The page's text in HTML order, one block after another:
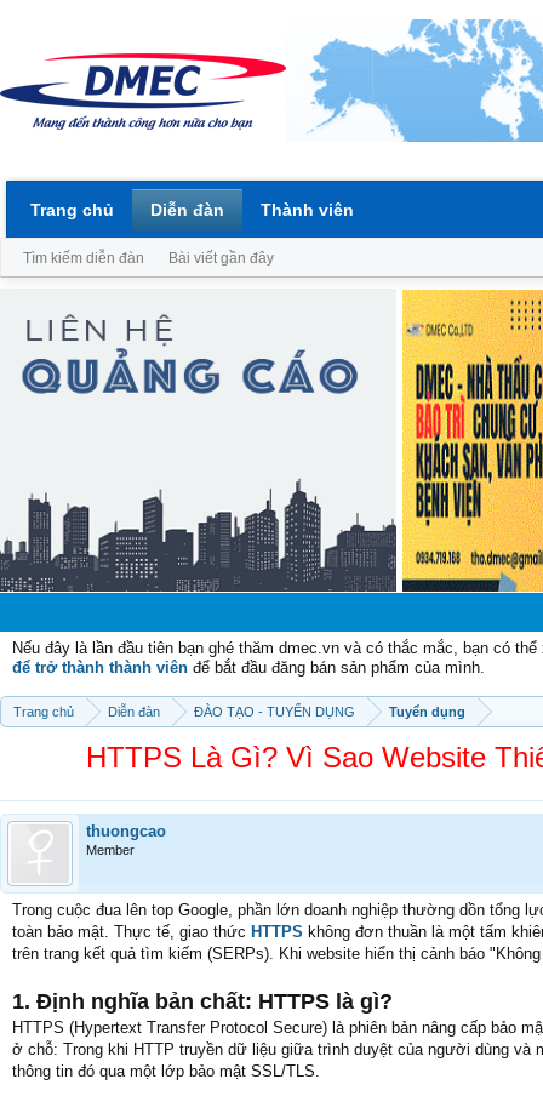
Nếu đây là lần đầu tiên bạn ghé thăm dmec.vn và có thắc mắc, bạn có
để trở thành thành viên để bắt đầu đăng bán sản phẩm của mình.
Trang chủ Diễn đàn ĐÀO TẠO - TUYỂN DỤNG Tuyển dụng
HTTPS Là Gì? Vì Sao Website
thuongcao
Member
Trong cuộc đua lên top Google, phần lớn doanh nghiệp thường dồn tổng
toàn bảo mật. Thực tế, giao thức HTTPS không đơn thuần là một tấm
trên trang kết quả tìm kiếm (SERPs). Khi website hiển thị cảnh báo
1. Định nghĩa bản chất: HTTPS là gì?
HTTPS (Hypertext Transfer Protocol Secure) là phiên bản nâng cấp bảo
ở chỗ: Trong khi HTTP truyền dữ liệu giữa trình duyệt của người dùng và
thông tin đó qua một lớp bảo mật SSL/TLS.
Trang chủ Diễn đàn
Tìm kiếm diễn đàn Bài viết gần đây
Thành viên